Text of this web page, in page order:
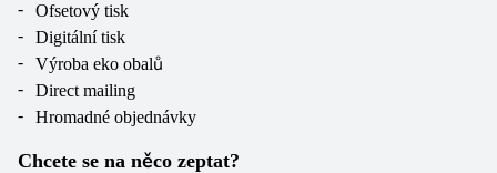
Ofsetový tisk
Digitální tisk
Výroba eko obalů
Direct mailing
Hromadné objednávky
Chcete se na něco zeptat?